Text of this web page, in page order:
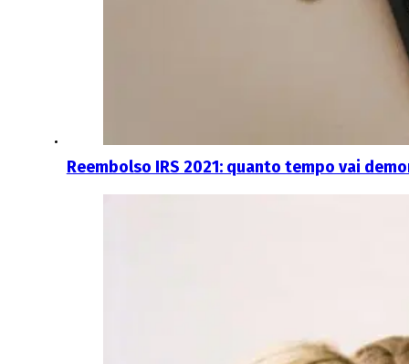
Reembolso IRS 2021: quanto tempo vai